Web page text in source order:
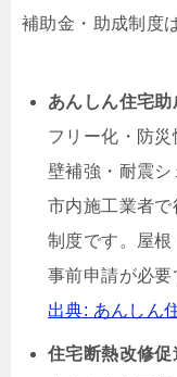
補助金・助成制度
あんしん住宅助
フリー化・防災
壁補強・耐震
市内施工業者
制度です。屋
事前申請が必要
出典: あんしん
住宅断熱改修